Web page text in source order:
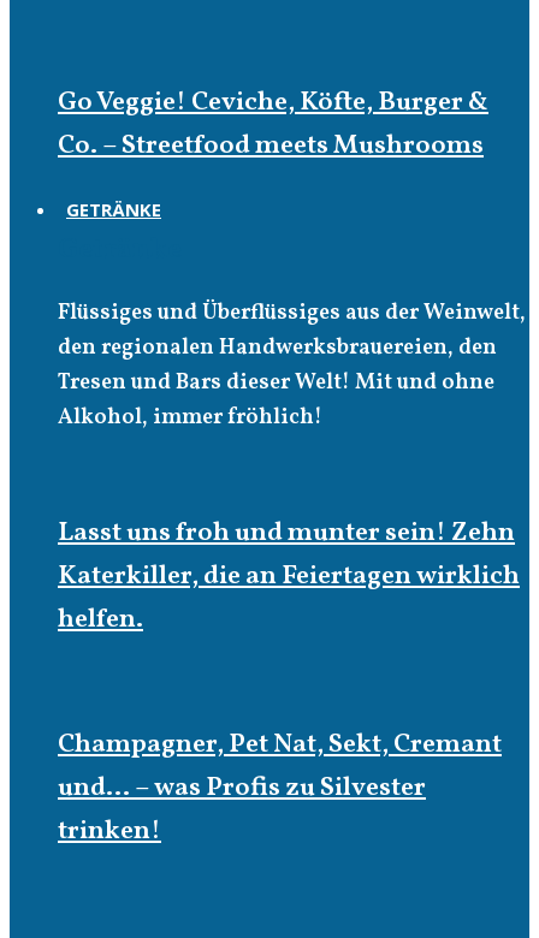
Go Veggie! Ceviche, Köfte, Burger &
Co. – Streetfood meets Mushrooms
GETRÄNKE
Flüssiges und Überflüssiges aus der Weinwelt,
den regionalen Handwerksbrauereien, den
Tresen und Bars dieser Welt! Mit und ohne
Alkohol, immer fröhlich!
Lasst uns froh und munter sein! Zehn
Katerkiller, die an Feiertagen wirklich
helfen.
Champagner, Pet Nat, Sekt, Cremant
und… – was Profis zu Silvester
trinken!